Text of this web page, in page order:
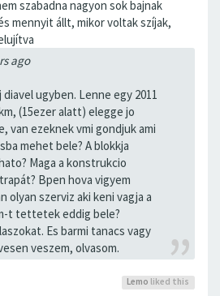
szabadna nagyon sok bajnak
mennyit állt, mikor voltak szíjak,
ago
ugyben. Lenne egy 2011
(15ezer alatt) elegge jo
van ezeknek vmi gondjuk ami
mehet bele? A blokkja
Maga a konstrukcio
Bpen hova vigyem
olyan szerviz aki keni vagja a
t tettetek eddig bele?
Es barmi tanacs vagy
veszem, olvasom.
Lemo liked this